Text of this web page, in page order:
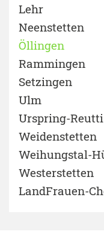
Lehr
Neenstetten
Öllingen
Rammingen
Setzingen
Ulm
Urspring-
Weidenstetten
Weihungstal-
Westerstetten
LandFrauen-